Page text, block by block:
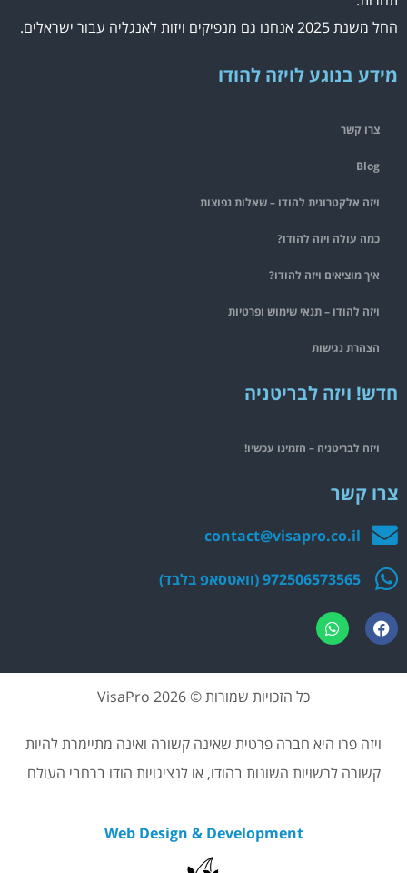
החל משנת 2025 אנחנו גם מנפיקים ויזות לאנגליה עבור ישראלים.
מידע בנוגע לויזה להודו
צרו קשר
Blog
ויזה אלקטרונית להודו – שאלות נפוצות
כמה עולה ויזה להודו?
איך מוציאים ויזה להודו?
ויזה להודו – תנאי שימוש ופרטיות
הצהרת נגישות
חדש! ויזה לבריטניה
ויזה לבריטניה – הזמינו עכשיו!
צרו קשר
contact@visapro.co.il
972506573565 (וואטסאפ בלבד)
כל הזכויות שמורות © 2026 VisaPro
ויזה פרו היא חברה פרטית שאינה קשורה ואינה מתיימרת להיות
קשורה לרשויות השונות בהודו, או לנציגויות הודו ברחבי העולם
Web Design & Development